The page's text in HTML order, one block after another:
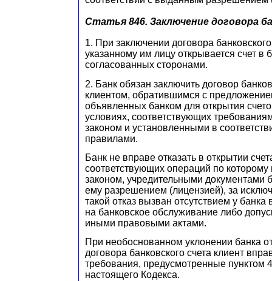
Статья 846. Заключение договора
1. При заключении договора
указанному им лицу открывается счет в
согласованных сторонами.
2. Банк обязан заключить договор
клиентом, обратившимся с
объявленных банком для открытия
условиях, соответствующих
законом и установленными в
правилами.
Банк не вправе отказать в открытии
соответствующих операций по которому
законом, учредительными документами
ему разрешением (лицензией), за
такой отказ вызван отсутствием у
на банковское обслуживание либо
иными правовыми актами.
При необоснованном уклонении банка
договора банковского счета клиент
требования, предусмотренные пунктом
настоящего Кодекса.